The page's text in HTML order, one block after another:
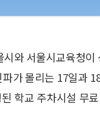
와 서울시교육청
가 몰리는 17일과
학교 주차시설 무